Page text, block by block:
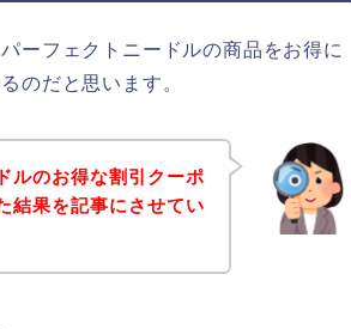
ーフェクトニードルの商品をお得に
のだと思います。
ルのお得な割引クーポ
結果を記事にさせてい